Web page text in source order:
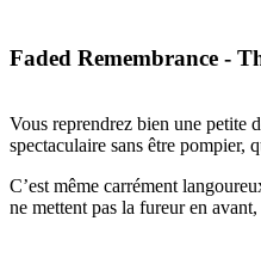
Faded Remembrance -
Vous reprendrez bien une petite
spectaculaire sans être pompier,
C’est même carrément
ne mettent pas la fureur en